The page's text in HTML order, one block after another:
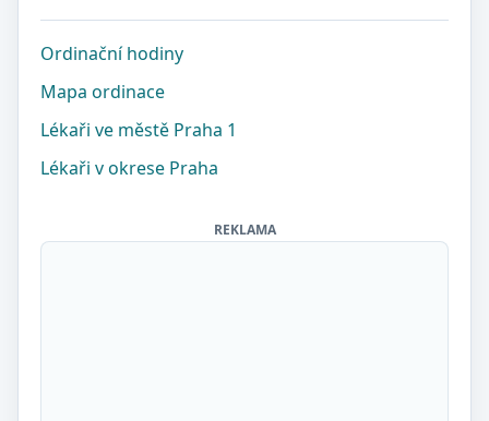
Ordinační hodiny
Mapa ordinace
Lékaři ve městě Praha 1
Lékaři v okrese Praha
REKLAMA